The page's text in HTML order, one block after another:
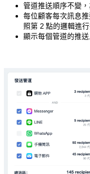
管道推送順序不變
每位顧客每次訊息
照第 2 點的邏輯進
顯示每個管道的推